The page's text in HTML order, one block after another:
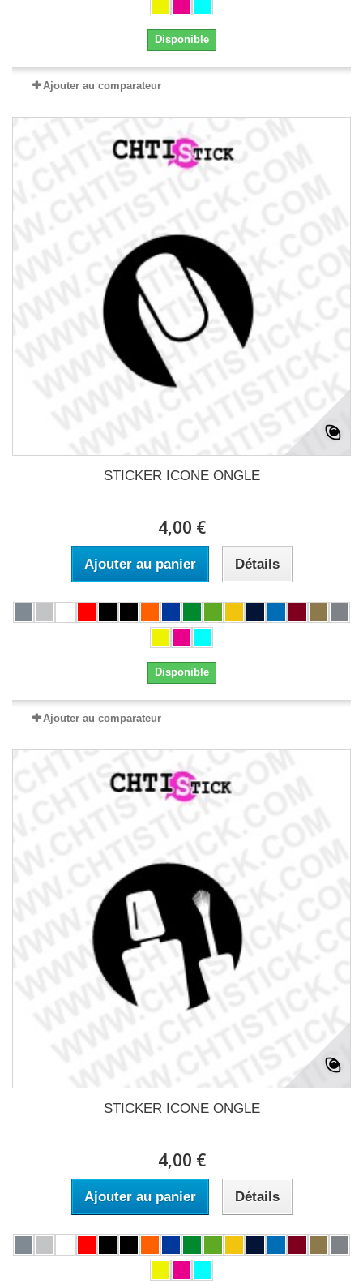
Disponible
Ajouter au comparateur
STICKER ICONE ONGLE
4,00 €
Ajouter au panier Détails
Disponible
Ajouter au comparateur
STICKER ICONE ONGLE
4,00 €
Ajouter au panier Détails